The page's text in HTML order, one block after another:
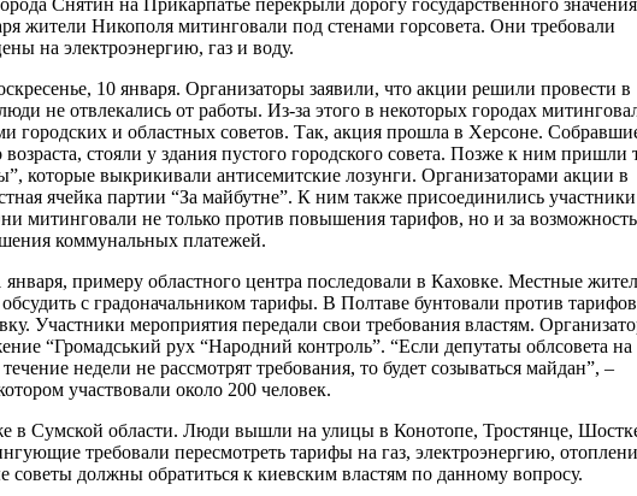
жители Никополя митинговали под стенами горсовета. Они требовали
на электроэнергию, газ и воду.
10 января. Организаторы заявили, что акции решили провести в
не отвлекались от работы. Из-за этого в некоторых городах
городских и областных советов. Так, акция прошла в Херсоне.
стояли у здания пустого городского совета. Позже к ним пришли
которые выкрикивали антисемитские лозунги. Организаторами акции в
ячейка партии “За майбутне”. К ним также присоединились участники
митинговали не только против повышения тарифов, но и за возможность
коммунальных платежей.
примеру областного центра последовали в Каховке. Местные
с градоначальником тарифы. В Полтаве бунтовали против
Участники мероприятия передали свои требования властям.
“Громадський рух “Народний контроль”. “Если депутаты облсовета на
недели не рассмотрят требования, то будет созываться майдан”, –
участвовали около 200 человек.
в Сумской области. Люди вышли на улицы в Конотопе, Тростянце,
требовали пересмотреть тарифы на газ, электроэнергию,
должны обратиться к киевским властям по данному вопросу.